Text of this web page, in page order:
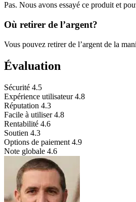
Pas. Nous avons essayé ce produit et
Où retirer de l’argent?
Vous pouvez retirer de l’argent de la
Évaluation
Sécurité 4.5
Expérience utilisateur 4.8
Réputation 4.3
Facile à utiliser 4.8
Rentabilité 4.6
Soutien 4.3
Options de paiement 4.9
Note globale 4.6